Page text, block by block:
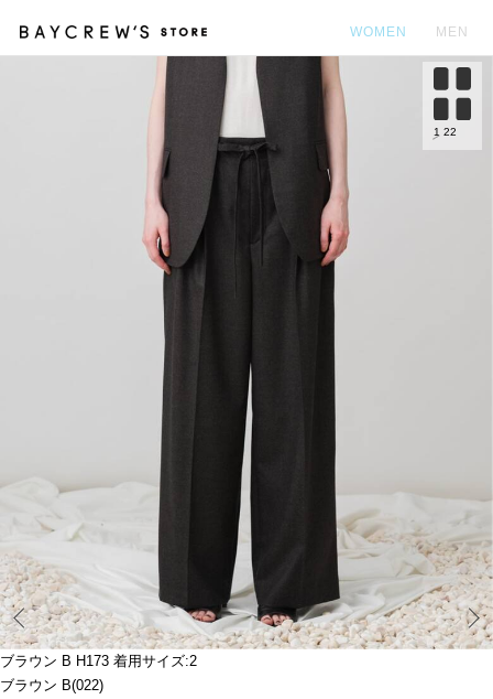
WOMEN MEN
ブラウン B H173 着用サイズ:2
ブラウン B(022)
Prev
1 22